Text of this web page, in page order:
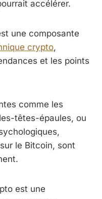
accélérer.
une composante
crypto,
et les points
comme les
têtes-épaules, ou
le Bitcoin, sont
est une